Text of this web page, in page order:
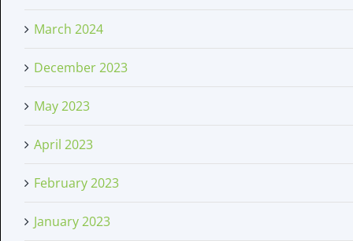
March 2024
December 2023
May 2023
April 2023
February 2023
January 2023